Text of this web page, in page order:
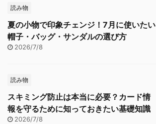
読み物
夏の小物で印象チェンジ！7月に使いたい
帽子・バッグ・サンダルの選び方
2026/7/8
読み物
スキミング防止は本当に必要？カード情
報を守るために知っておきたい基礎知識
2026/7/8